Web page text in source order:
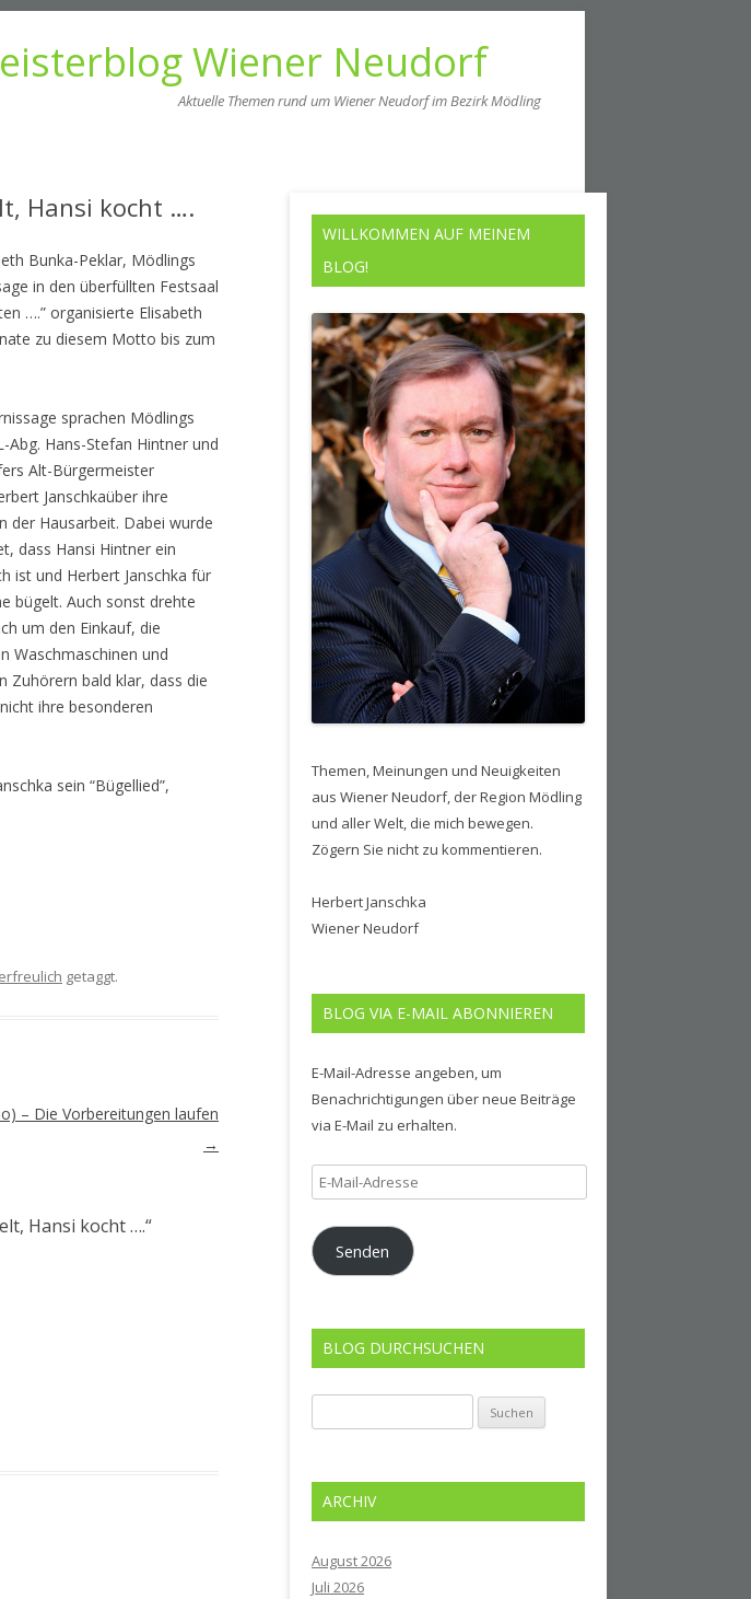
Wiener Neudorf
Aktuelle Themen rund um Wiener Neudorf im Bezirk Mödling
Hansi kocht ….
Bunka-Peklar, Mödlings
in den überfüllten Festsaal
….” organisierte Elisabeth
zu diesem Motto bis zum
sprachen Mödlings
Abg. Hans-Stefan Hintner und
Alt-Bürgermeister
Janschkaüber ihre
der Hausarbeit. Dabei wurde
dass Hansi Hintner ein
ist und Herbert Janschka für
bügelt. Auch sonst drehte
um den Einkauf, die
Waschmaschinen und
Zuhörern bald klar, dass die
ihre besonderen
sein “Bügellied”,
erfreulich getaggt.
– Die Vorbereitungen laufen
→
Hansi kocht ….“
WILLKOMMEN AUF MEINEM
BLOG!
Themen, Meinungen und Neuigkeiten
aus Wiener Neudorf, der Region Mödling
und aller Welt, die mich bewegen.
Zögern Sie nicht zu kommentieren.
Herbert Janschka
Wiener Neudorf
BLOG VIA E-MAIL ABONNIEREN
E-Mail-Adresse angeben, um
Benachrichtigungen über neue Beiträge
via E-Mail zu erhalten.
E-
Mail-
Adresse
Senden
BLOG DURCHSUCHEN
nach:
ARCHIV
August 2026
Juli 2026